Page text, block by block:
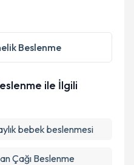
ilişkinAydınlatma
verilerimin belirtilen
kabul ediyorum.
Gönder
Beslenme
ile İlgili
bebek beslenmesi
Çağı Beslenme